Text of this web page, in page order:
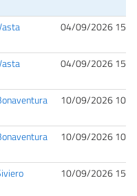
04/09/2026
04/09/2026
10/09/2026
10/09/2026
10/09/2026